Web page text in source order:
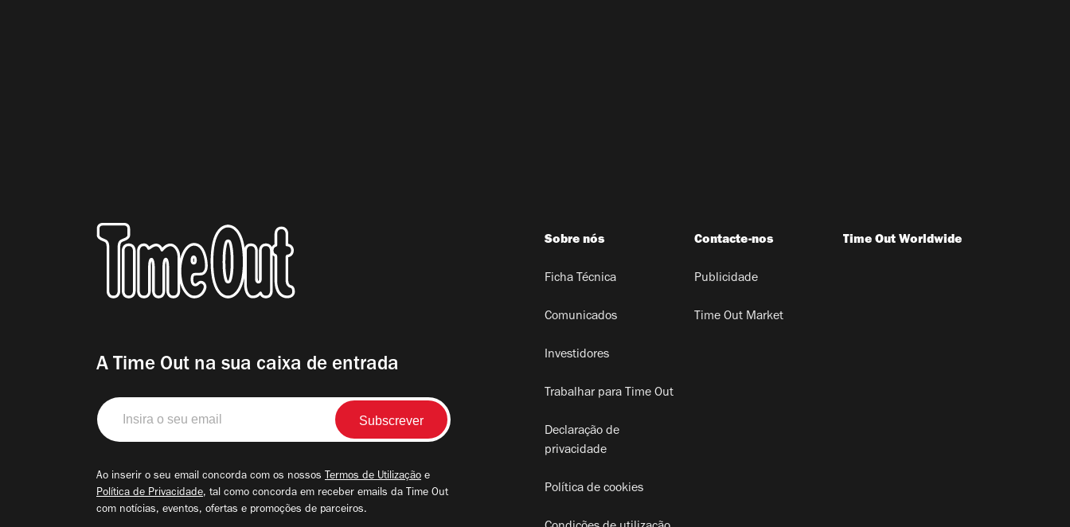
A Time Out na sua caixa de entrada
Insira
o
seu
Ao inserir o seu email concorda com os nossos Termos de Utilização e
Política de Privacidade, tal como concorda em receber emails da Time Out
com notícias, eventos, ofertas e promoções de parceiros.
Sobre nós
Ficha Técnica
Comunicados
Investidores
Trabalhar para Time Out
Declaração de
privacidade
Política de cookies
Contacte-nos
Publicidade
Time Out Market
Time Out Worldwide